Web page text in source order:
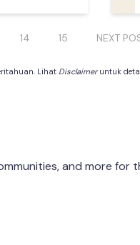
14 15 NEXT
Lihat Disclaimeruntuk
and more